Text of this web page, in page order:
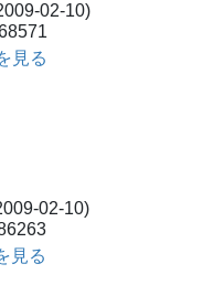
02-10)
見る
02-10)
見る